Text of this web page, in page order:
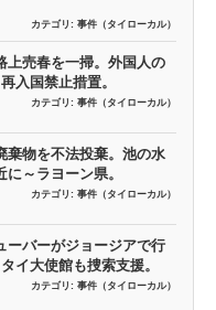
カテゴリ: 事件（タイローカル）
上売春を一掃。外国人の
入国禁止措置。
カテゴリ: 事件（タイローカル）
棄物を不法投棄。池の水
～ラヨーン県。
カテゴリ: 事件（タイローカル）
ーバーがジョージアで行
イ大使館も捜索支援。
カテゴリ: 事件（タイローカル）